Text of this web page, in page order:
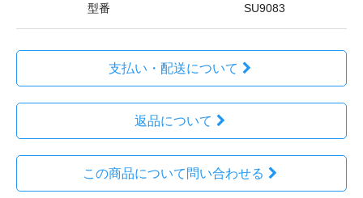
型番 SU9083
支払い・配送について
返品について
この商品について問い合わせる